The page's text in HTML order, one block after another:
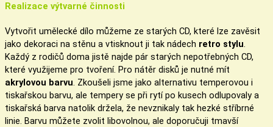
Realizace výtvarné činnosti
Vytvořit umělecké dílo můžeme ze starých CD, které lze zavěsit
jako dekoraci na stěnu a vtisknout ji tak nádech retro stylu.
Každý z rodičů doma jistě najde pár starých nepotřebných CD,
které využijeme pro tvoření. Pro nátěr disků je nutné mít
akrylovou barvu. Zkoušeli jsme jako alternativu temperovou i
tiskařskou barvu, ale tempery se při rytí po kusech odlupovaly a
tiskařská barva natolik držela, že nevznikaly tak hezké stříbrné
linie. Barvu můžete zvolit libovolnou, ale doporučuji tmavší